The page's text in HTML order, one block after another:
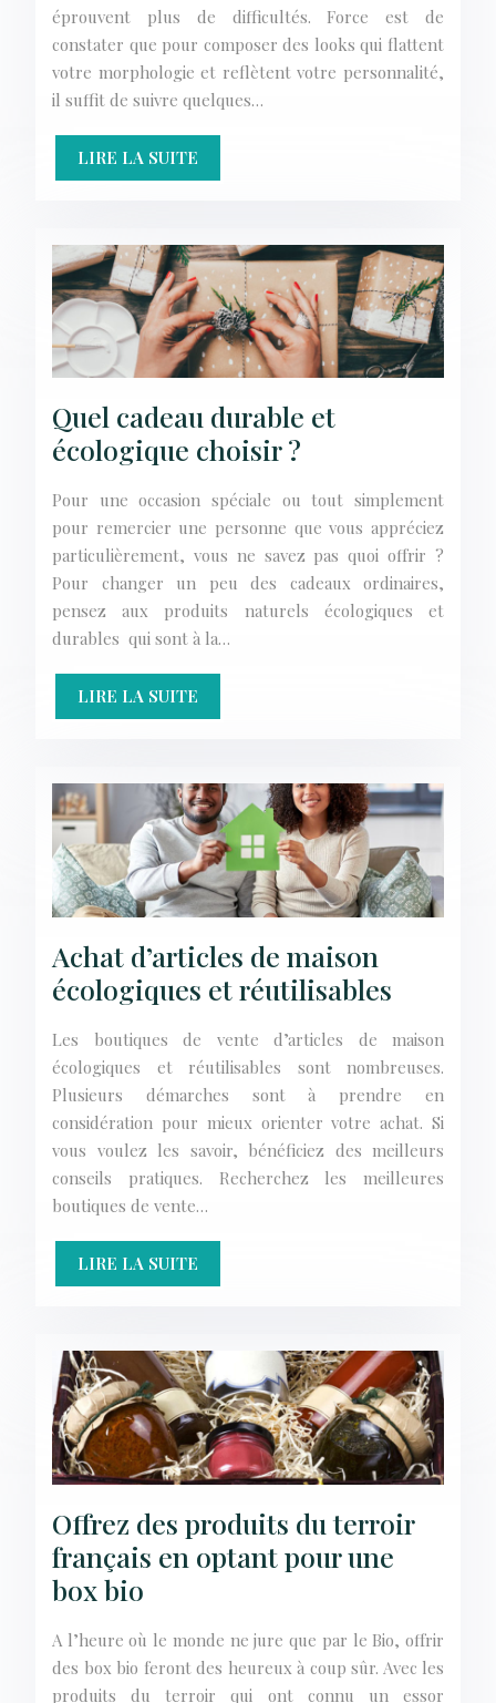
éprouvent plus de difficultés. Force est de
constater que pour composer des looks qui flattent
votre morphologie et reflètent votre personnalité,
il suffit de suivre quelques…
LIRE LA SUITE
Quel cadeau durable et
écologique choisir ?
Pour une occasion spéciale ou tout simplement
pour remercier une personne que vous appréciez
particulièrement, vous ne savez pas quoi offrir ?
Pour changer un peu des cadeaux ordinaires,
pensez aux produits naturels écologiques et
durables qui sont à la…
LIRE LA SUITE
Achat d’articles de maison
écologiques et réutilisables
Les boutiques de vente d’articles de maison
écologiques et réutilisables sont nombreuses.
Plusieurs démarches sont à prendre en
considération pour mieux orienter votre achat. Si
vous voulez les savoir, bénéficiez des meilleurs
conseils pratiques. Recherchez les meilleures
boutiques de vente…
LIRE LA SUITE
Offrez des produits du terroir
français en optant pour une
box bio
A l’heure où le monde ne jure que par le Bio, offrir
des box bio feront des heureux à coup sûr. Avec les
produits du terroir qui ont connu un essor